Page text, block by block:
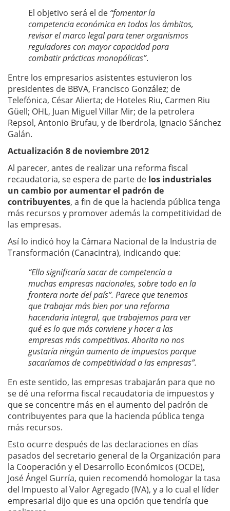
El objetivo será el de “fomentar la
competencia económica en todos los ámbitos,
revisar el marco legal para tener organismos
reguladores con mayor capacidad para
combatir prácticas monopólicas”.
Entre los empresarios asistentes estuvieron los
presidentes de BBVA, Francisco González; de
Telefónica, César Alierta; de Hoteles Riu, Carmen Riu
Güell; OHL, Juan Miguel Villar Mir; de la petrolera
Repsol, Antonio Brufau, y de Iberdrola, Ignacio Sánchez
Galán.
Actualización 8 de noviembre 2012
Al parecer, antes de realizar una reforma fiscal
recaudatoria, se espera de parte de los industriales
un cambio por aumentar el padrón de
contribuyentes, a fin de que la hacienda pública tenga
más recursos y promover además la competitividad de
las empresas.
Así lo indicó hoy la Cámara Nacional de la Industria de
Transformación (Canacintra), indicando que:
“Ello significaría sacar de competencia a
muchas empresas nacionales, sobre todo en la
frontera norte del país”. Parece que tenemos
que trabajar más bien por una reforma
hacendaria integral, que trabajemos para ver
qué es lo que más conviene y hacer a las
empresas más competitivas. Ahorita no nos
gustaría ningún aumento de impuestos porque
sacaríamos de competitividad a las empresas”.
En este sentido, las empresas trabajarán para que no
se dé una reforma fiscal recaudatoria de impuestos y
que se concentre más en el aumento del padrón de
contribuyentes para que la hacienda pública tenga
más recursos.
Esto ocurre después de las declaraciones en días
pasados del secretario general de la Organización para
la Cooperación y el Desarrollo Económicos (OCDE),
José Ángel Gurría, quien recomendó homologar la tasa
del Impuesto al Valor Agregado (IVA), y a lo cual el líder
empresarial dijo que es una opción que tendría que